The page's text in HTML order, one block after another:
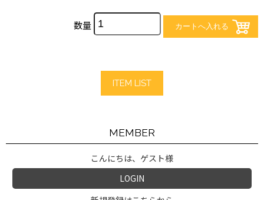
数量
ITEM LIST
MEMBER
こんにちは、ゲスト様
LOGIN